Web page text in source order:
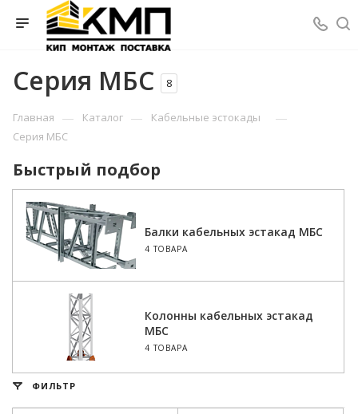
Серия МБС 8
Главная — Каталог — Кабельные эстокады —
Серия МБС
Быстрый подбор
Балки кабельных эстакад МБС
4 ТОВАРА
Колонны кабельных эстакад
МБС
4 ТОВАРА
ФИЛЬТР